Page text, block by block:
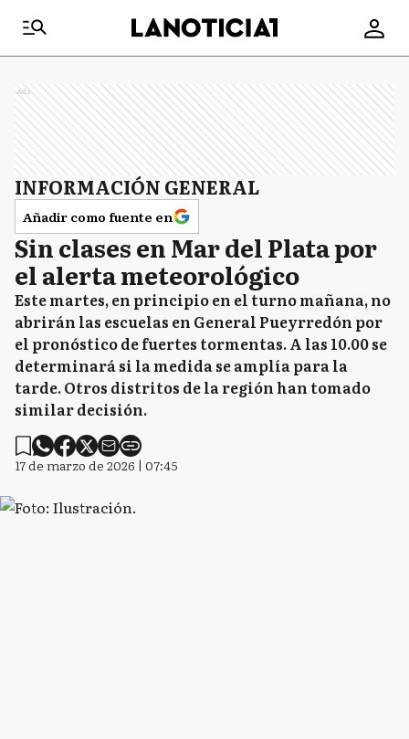
Ads
INFORMACIÓN GENERAL
Añadir como fuente en
Sin clases en Mar del Plata por
el alerta meteorológico
Este martes, en principio en el turno mañana, no
abrirán las escuelas en General Pueyrredón por
el pronóstico de fuertes tormentas. A las 10.00 se
determinará si la medida se amplía para la
tarde. Otros distritos de la región han tomado
similar decisión.
17 de marzo de 2026 | 07:45